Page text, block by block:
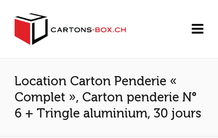
Location Carton Penderie «
Complet », Carton penderie N°
6 + Tringle aluminium, 30 jours